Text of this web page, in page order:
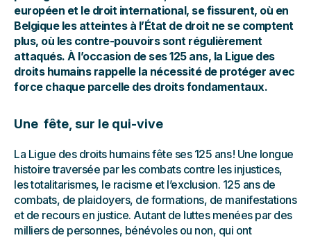
européen et le droit international, se fissurent, où en
Belgique les atteintes à l’État de droit ne se comptent
plus, où les contre-pouvoirs sont régulièrement
attaqués. À l’occasion de ses 125 ans, la Ligue des
droits humains rappelle la nécessité de protéger avec
force chaque parcelle des droits fondamentaux.
Une fête, sur le qui-vive
La Ligue des droits humains fête ses 125 ans ! Une longue
histoire traversée par les combats contre les injustices,
les totalitarismes, le racisme et l’exclusion. 125 ans de
combats, de plaidoyers, de formations, de manifestations
et de recours en justice. Autant de luttes menées par des
milliers de personnes, bénévoles ou non, qui ont